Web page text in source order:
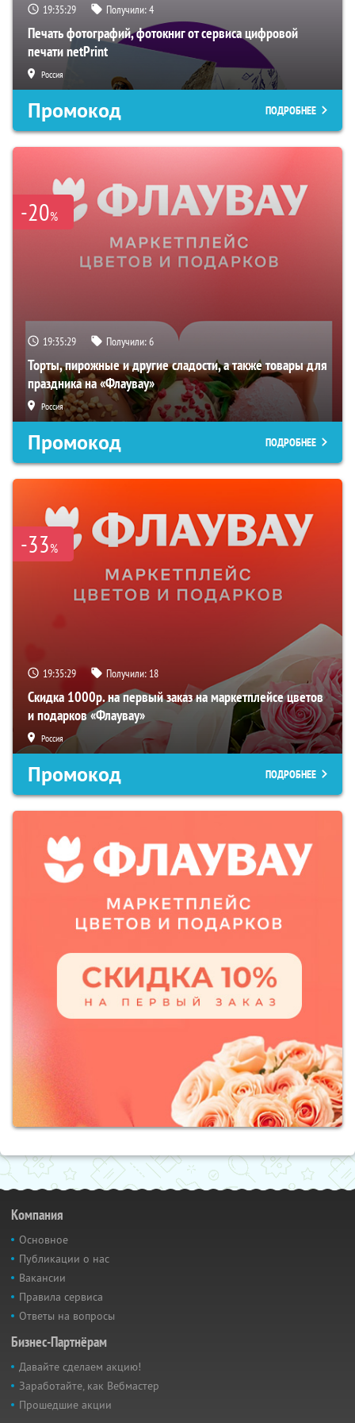
19:35:28 Получили:4
Печать фотографий, фотокниг от сервиса цифровой
печати netPrint
Россия
Промокод ПОДРОБНЕЕ
-20%
19:35:28 Получили:6
Торты, пирожные и другие сладости, а также товары для
праздника на «Флаувау»
Россия
Промокод ПОДРОБНЕЕ
-33%
19:35:28 Получили: 18
Скидка 1000р. на первый заказ на маркетплейсе цветов
и подарков «Флаувау»
Россия
Промокод ПОДРОБНЕЕ
Компания
Основное
Публикации о нас
Вакансии
Правила сервиса
Ответы на вопросы
Бизнес-Партнёрам
Давайте сделаем акцию!
Заработайте, как Вебмастер
Прошедшие акции